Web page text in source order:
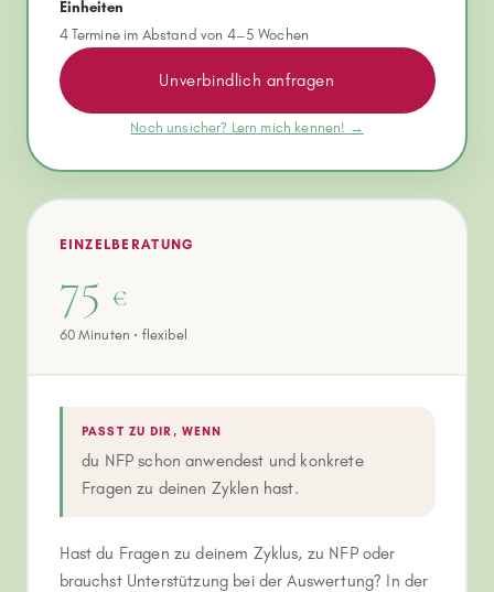
Einheiten
4 Termine im Abstand von 4–5 Wochen
Unverbindlich anfragen
Noch unsicher? Lern mich kennen! →
EINZELBERATUNG
75 €
60 Minuten · flexibel
PASST ZU DIR, WENN
du NFP schon anwendest und konkrete
Fragen zu deinen Zyklen hast.
Hast du Fragen zu deinem Zyklus, zu NFP oder
brauchst Unterstützung bei der Auswertung? In der